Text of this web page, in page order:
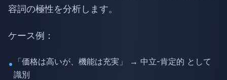
容詞の極性を分析します。
ケース例：
• 「価格は高いが、機能は充実」 → 中立-肯定的 として
識別